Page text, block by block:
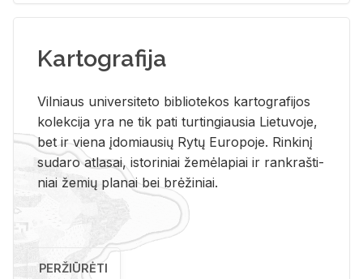
Kartografija
Vil­niaus uni­ver­si­te­to bi­b­lio­te­kos kar­to­gra­fi­jos
ko­lek­ci­ja yra ne tik pati tur­tin­giau­sia Lie­tu­vo­je,
bet ir vie­na įdo­miau­sių Rytų Eu­ro­po­je. Rin­ki­nį
su­da­ro at­la­sai, is­to­ri­niai že­mė­la­piai ir rank­raš­ti­
niai že­mių pla­nai bei brė­ži­niai.
PERŽIŪRĖTI